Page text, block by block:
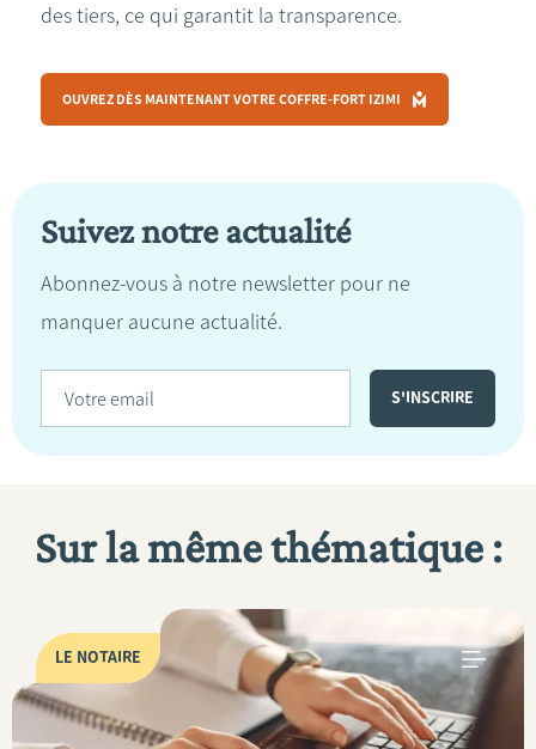
des tiers, ce qui garantit la transparence.
OUVREZ DÈS MAINTENANT VOTRE COFFRE-FORT IZIMI
Suivez notre actualité
Abonnez-vous à notre newsletter pour ne
manquer aucune actualité.
Sur la même thématique :
LE NOTAIRE